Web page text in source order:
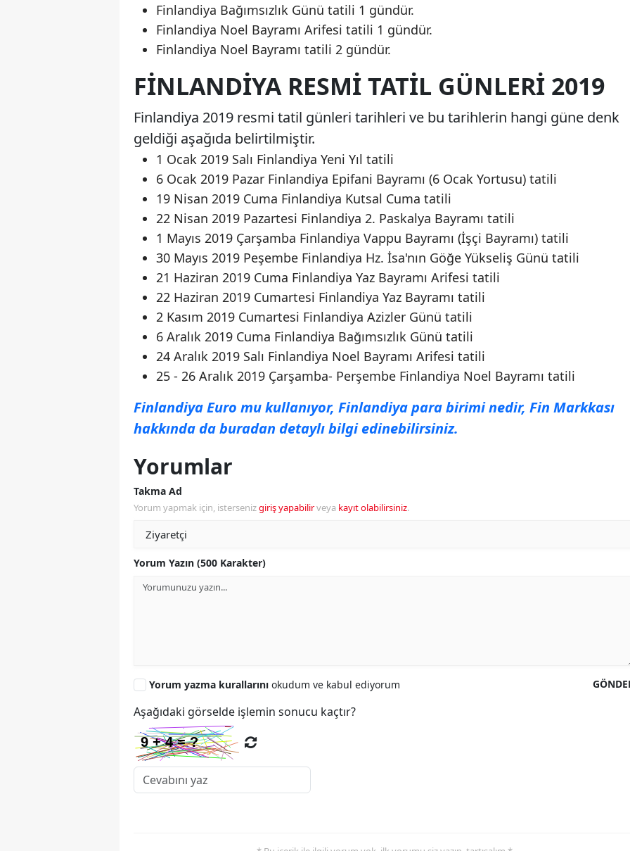
Finlandiya Bağımsızlık Günü tatili 1 gündür.
Finlandiya Noel Bayramı Arifesi tatili 1 gündür.
Finlandiya Noel Bayramı tatili 2 gündür.
FINLANDIYA RESMI TATIL GÜNLERI 2019
Finlandiya 2019 resmi tatil günleri tarihleri ve bu tarihlerin hangi güne denk
geldiği aşağıda belirtilmiştir.
1 Ocak 2019 Salı Finlandiya Yeni Yıl tatili
6 Ocak 2019 Pazar Finlandiya Epifani Bayramı (6 Ocak Yortusu) tatili
19 Nisan 2019 Cuma Finlandiya Kutsal Cuma tatili
22 Nisan 2019 Pazartesi Finlandiya 2. Paskalya Bayramı tatili
1 Mayıs 2019 Çarşamba Finlandiya Vappu Bayramı (İşçi Bayramı) tatili
30 Mayıs 2019 Peşembe Finlandiya Hz. İsa'nın Göğe Yükseliş Günü tatili
21 Haziran 2019 Cuma Finlandiya Yaz Bayramı Arifesi tatili
22 Haziran 2019 Cumartesi Finlandiya Yaz Bayramı tatili
2 Kasım 2019 Cumartesi Finlandiya Azizler Günü tatili
6 Aralık 2019 Cuma Finlandiya Bağımsızlık Günü tatili
24 Aralık 2019 Salı Finlandiya Noel Bayramı Arifesi tatili
25 - 26 Aralık 2019 Çarşamba- Perşembe Finlandiya Noel Bayramı tatili
Finlandiya Euro mu kullanıyor, Finlandiya para birimi nedir, Fin Markkası
hakkında da buradan detaylı bilgi edinebilirsiniz.
Yorumlar
Takma Ad
Yorum yapmak için, istersenizgiriş yapabilirveya kayıt olabilirsiniz.
Yorum Yazın (500 Karakter)
Yorum yazma kurallarını okudum ve kabul ediyorum
Aşağıdaki görselde işlemin sonucu kaçtır?